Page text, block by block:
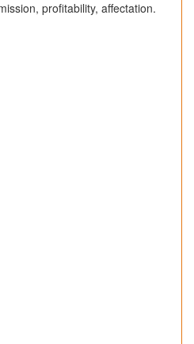
profitability, affectation.